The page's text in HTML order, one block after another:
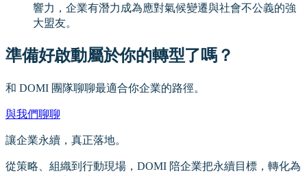
響力，企業有潛力成為應對氣候變遷與社會不公義的強
大盟友。
準備好啟動屬於你的轉型了嗎？
和 DOMI 團隊聊聊最適合你企業的路徑。
與我們聊聊
讓企業永續，真正落地。
從策略、組織到行動現場，DOMI 陪企業把永續目標，轉化為